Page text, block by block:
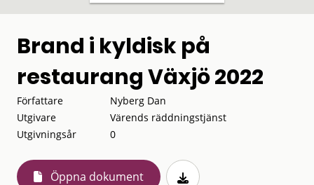
Brand i kyldisk på
restaurang Växjö 2022
Författare
Nyberg Dan
Utgivare
Värends räddningstjänst
Utgivningsår
0
Öppna dokument